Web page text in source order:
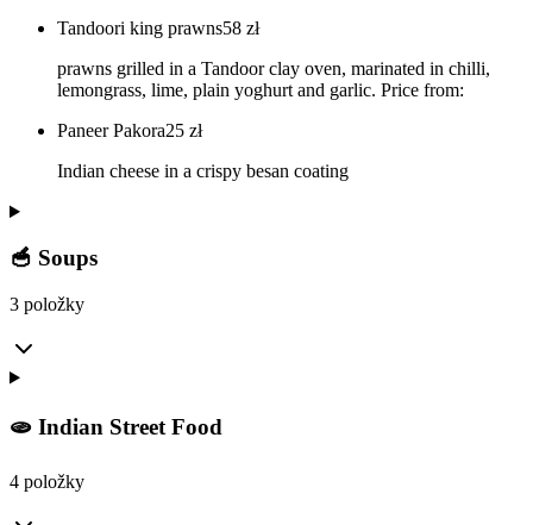
Tandoori king prawns58 zł
prawns grilled in a Tandoor clay oven, marinated in chilli,
lemongrass, lime, plain yoghurt and garlic. Price from:
Paneer Pakora25 zł
Indian cheese in a crispy besan coating
🥣 Soups
3 položky
🫓 Indian Street Food
4 položky